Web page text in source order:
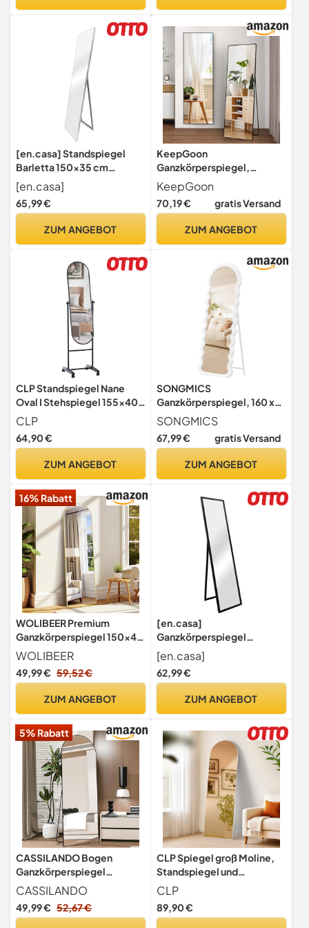
Ankleidezimmer Bad, Gold
Schlafzimmer
Ankleidezimmer
[en.casa] Standspiegel
Barletta 150x35 cm
Ganzkörperspiegel
rechteckig
Ankleidespiegel kippbar
[en.casa]
65,99 €
ZUM ANGEBOT
KeepGoon
Ganzkörperspiegel,
Standspiegel zum
Aufhängen, Stehen oder
Anlehnen,
Wandspiegel (Schwarz -
KeepGoon
70,19 € gratis Versand
ZUM ANGEBOT
CLP Standspiegel Nane
Oval I Stehspiegel 155x40
cm I Für Wohnzimmer Oder
Schlafzimmer I Neigbar,
360° Drehbar I
Rollen, Farbe:schwarz
CLP
64,90 €
ZUM ANGEBOT
SONGMICS
Ganzkörperspiegel, 160 x
50 cm, Standspiegel,
wellenförmiges Design, mit
Ständer, freistehend, MDF-
Wohnzimmer,
wolkenweiß LFM027W01
SONGMICS
67,99 € gratis Versand
ZUM ANGEBOT
16% Rabatt
WOLIBEER Premium
Ganzkörperspiegel 150x40
cm: Elegant als Stand- oder
Wandspiegel mit
Goldrahmen. Sicher und
Schlafzimmer, Flur oder
WOLIBEER
49,99 € 59,52 €
ZUM ANGEBOT
[en.casa]
Ganzkörperspiegel
Giovinazzo Standspiegel
mit Rahmen 150 x 35 cm
neigbar Bodenspiegel zum
rechteckig Flurspiegel
[en.casa]
62,99 €
ZUM ANGEBOT
5% Rabatt
CASSILANDO Bogen
Ganzkörperspiegel
162×53cm Bodenspiegel,
Rahmen aus
Aluminiumlegierung
CASSILANDO
49,99 € 52,67 €
CLP Spiegel groß Moline,
Standspiegel und
Wandspiegel in einem,
Ganzkörperspiegel
Metallrahmen in Mehreren
CLP
89,90 €